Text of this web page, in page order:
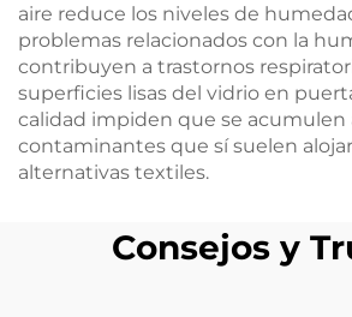
aire reduce los niveles de
problemas relacionados con la
contribuyen a trastornos
superficies lisas del vidrio en
calidad impiden que se acumulen
contaminantes que sí suelen
alternativas textiles.
Consejos y